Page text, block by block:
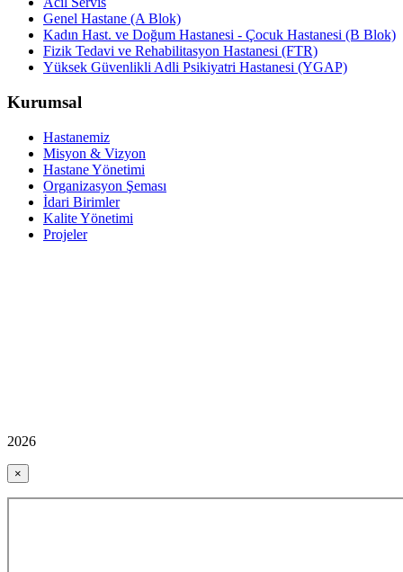
Genel Hastane (A Blok)
Kadın Hast. ve Doğum Hastanesi - Çocuk Hastanesi (B Blok)
Fizik Tedavi ve Rehabilitasyon Hastanesi (FTR)
Yüksek Güvenlikli Adli Psikiyatri Hastanesi (YGAP)
Kurumsal
Hastanemiz
Misyon & Vizyon
Hastane Yönetimi
Organizasyon Şeması
İdari Birimler
Kalite Yönetimi
Projeler
2026
×